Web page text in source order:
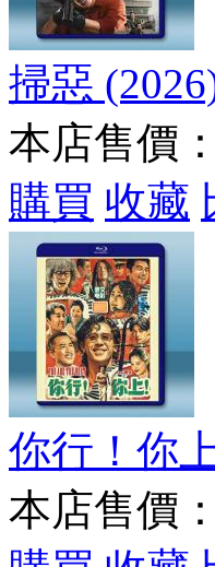
掃惡
本店售價：
購買 收藏
你行！你
本店售價：